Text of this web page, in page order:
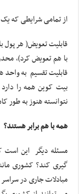
از تمامی شرایطی که
قابلیت تعویض( هر پول
با هم تعویض کرد)،
قابلیت تقسیم به واحد
بیت کوین همه را
نتوانسته هنوز به
همه با هم برابر هستند؟
مسئله دیگر این است
گیری کند؟ کشوری
مبادلات جاری در